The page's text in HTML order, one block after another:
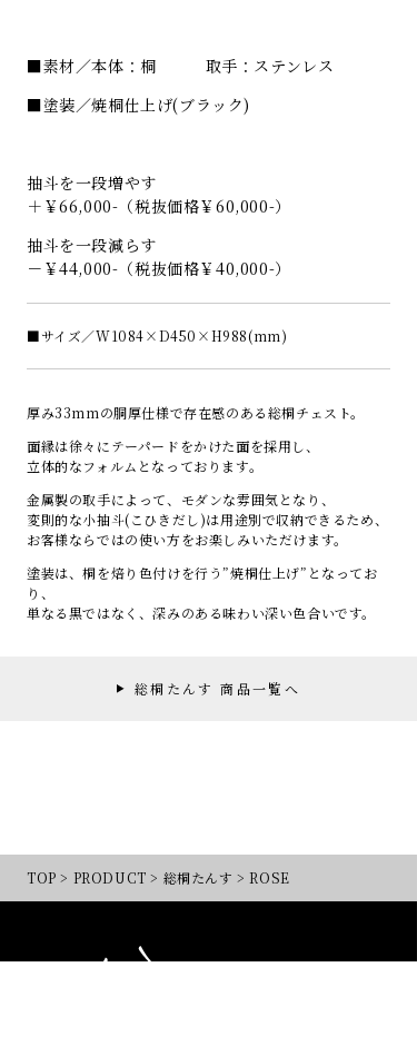
■素材／本体：桐 取手：ステンレス
■塗装／焼桐仕上げ(ブラック)
抽斗を一段増やす
＋￥66,000-（税抜価格￥60,000-）
抽斗を一段減らす
－￥44,000-（税抜価格￥40,000-）
■サイズ／W1084×D450×H988(mm)
厚み33mmの胴厚仕様で存在感のある総桐チェスト。
面縁は徐々にテーパードをかけた面を採用し、
立体的なフォルムとなっております。
金属製の取手によって、モダンな雰囲気となり、
変則的な小抽斗(こひきだし)は用途別で収納できるため、
お客様ならではの使い方をお楽しみいただけます。
塗装は、桐を焙り色付けを行う”焼桐仕上げ”となってお
り、
単なる黒ではなく、深みのある味わい深い色合いです。
総桐たんす 商品一覧へ
TOP > PRODUCT > 総桐たんす >ROSE